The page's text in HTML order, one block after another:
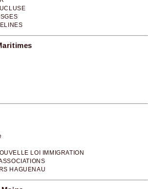
LOI IMMIGRATION
HAGUENAU